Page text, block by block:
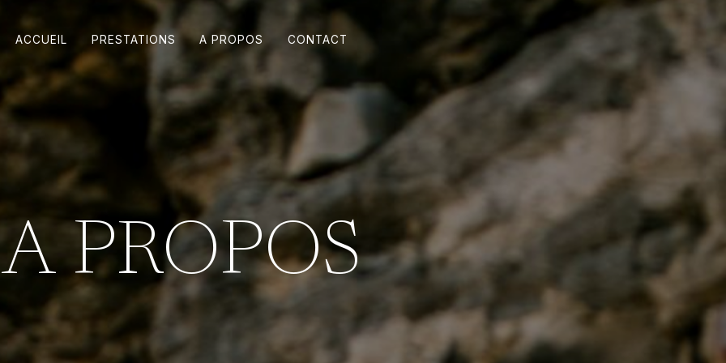
ACCUEIL PRESTATIONS A PROPOS CONTACT
A PROPOS